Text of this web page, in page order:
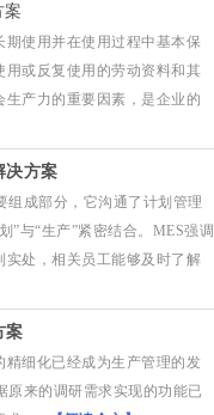
案
使用并在使用过程中基本保
或反复使用的劳动资料和其
产力的重要因素，是企业的
决方案
组成部分，它沟通了计划管理
”与“生产”紧密结合。MES强调
处，相关员工能够及时了解
案
细化已经成为生产管理的发
原来的调研需求实现的功能已